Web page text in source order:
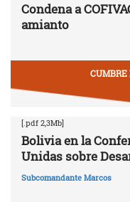
Condena a
amianto
CUMBRE
[.pdf 2,3Mb]
Bolivia en la
Unidas sobre
Subcomandante Marcos